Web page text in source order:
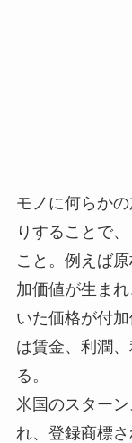
モノに何らか
りすることで
こと。例えば
加価値が生ま
いた価格が付
は賃金、利潤
る。
米国のスター
れ、登録商標